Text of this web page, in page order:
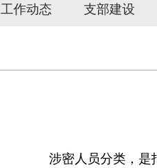
工作动态 支部建设
涉密人员分类，是